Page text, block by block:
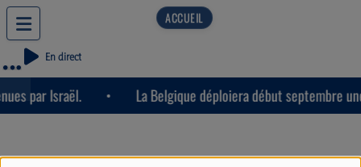
En direct
par Israël. La Belgique déploiera début septembre